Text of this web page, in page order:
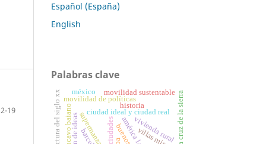
19
Español (España)
English
Palabras clave
supermanzana
ciudad ideal y ciudad real
ciudades
historia
movilidad de políticas
movilidad sustentable
vivienda rural
recôncavo baiano santa cruz de la sierra
arquitectura del siglo xx méxico